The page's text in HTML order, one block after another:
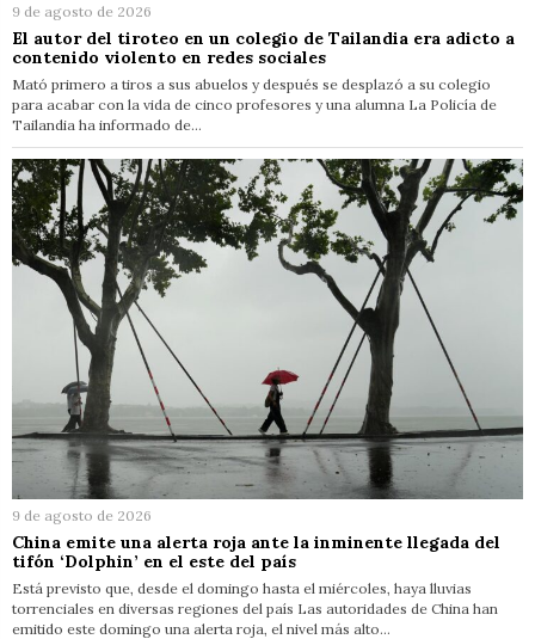
9 de agosto de 2026
El autor del tiroteo en un colegio de Tailandia era adicto a
contenido violento en redes sociales
Mató primero a tiros a sus abuelos y después se desplazó a su colegio
para acabar con la vida de cinco profesores y una alumna La Policía de
Tailandia ha informado de…
9 de agosto de 2026
China emite una alerta roja ante la inminente llegada del
tifón ‘Dolphin’ en el este del país
Está previsto que, desde el domingo hasta el miércoles, haya lluvias
torrenciales en diversas regiones del país Las autoridades de China han
emitido este domingo una alerta roja, el nivel más alto…